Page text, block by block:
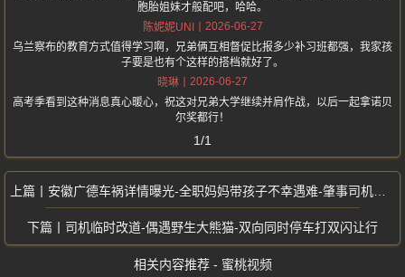
胞胎姐妹才般配吧，哈哈。
陈妮妮UNI
2026-06-27
乌兰察布的教育方式值得学习啊，兄弟俩互相督促比报多少补习班都强，我家孩
子要是也有个这样的搭档就好了。
晓琳
2026-06-27
高考季看到这种消息真心暖心，祝这对兄弟大学继续并肩作战，以后一起拿诺贝
尔奖都行！
1/1
安徽广德车祸详情曝光-全职妈妈带孩子不幸遇难-肇事司机疑似美肤店老板
司机临时改道-偶遇野生大熊猫-双向同时停车打双闪让行
相关内容推荐 - 蜜桃视频